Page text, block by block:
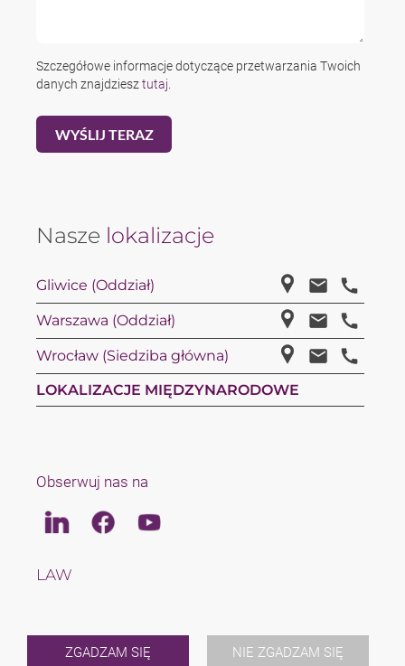
ZGADZAM SIĘ NIE ZGADZAM SIĘ
Szczegółowe informacje dotyczące przetwarzania Twoich
danych znajdziesz tutaj
Nasze lokalizacje
Gliwice (Oddział)
Warszawa (Oddział)
Wrocław (Siedziba główna)
LOKALIZACJE MIĘDZYNARODOWE
Obserwuj nas na
LinkedinFacebookYoutube
LAW
KARIERA
O NAS